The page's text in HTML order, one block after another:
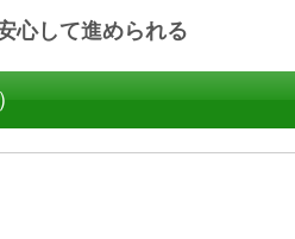
心して進められる